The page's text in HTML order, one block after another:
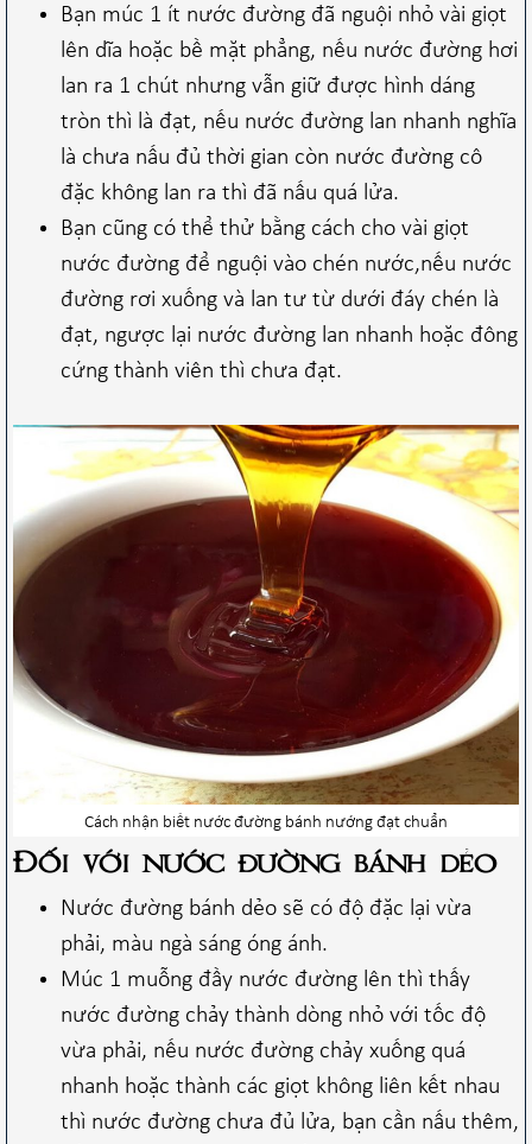
Bạn múc 1 ít nước đường đã nguội nhỏ vài giọt
lên dĩa hoặc bề mặt phẳng, nếu nước đường hơi
lan ra 1 chút nhưng vẫn giữ được hình dáng
tròn thì là đạt, nếu nước đường lan nhanh nghĩa
là chưa nấu đủ thời gian còn nước đường cô
đặc không lan ra thì đã nấu quá lửa.
Bạn cũng có thể thử bằng cách cho vài giọt
nước đường để nguội vào chén nước,nếu nước
đường rơi xuống và lan tư từ dưới đáy chén là
đạt, ngược lại nước đường lan nhanh hoặc đông
cứng thành viên thì chưa đạt.
Cách nhận biết nước đường bánh nướng đạt chuẩn
Đối với nước đường bánh dẻo
Nước đường bánh dẻo sẽ có độ đặc lại vừa
phải, màu ngà sáng óng ánh.
Múc 1 muỗng đầy nước đường lên thì thấy
nước đường chảy thành dòng nhỏ với tốc độ
vừa phải, nếu nước đường chảy xuống quá
nhanh hoặc thành các giọt không liên kết nhau
thì nước đường chưa đủ lửa, bạn cần nấu thêm,